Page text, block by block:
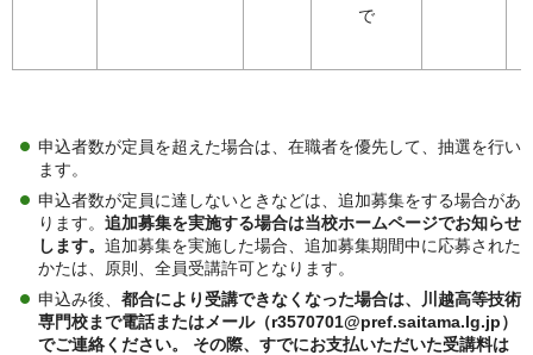
で
申込者数が定員を超えた場合は、在職者を優先して、抽選を行い
ます。
申込者数が定員に達しないときなどは、追加募集をする場合があ
ります。 追加募集を実施する場合は当校ホームページでお知らせ
します。 追加募集を実施した場合、追加募集期間中に応募された
かたは、原則、全員受講許可となります。
申込み後、 都合により受講できなくなった場合は、川越高等技術
専門校まで電話またはメール（r3570701@pref.saitama.lg.jp）
でご連絡ください。 その際、すでにお支払いただいた受講料は